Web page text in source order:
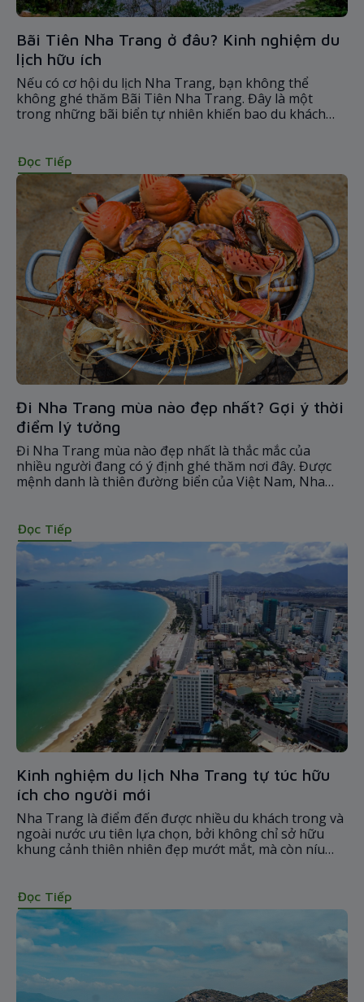
Bãi Tiên Nha Trang ở đâu? Kinh nghiệm du
lịch hữu ích
Nếu có cơ hội du lịch Nha Trang, bạn không thể
không ghé thăm Bãi Tiên Nha Trang. Đây là một
trong những bãi biển tự nhiên khiến bao du khách
Đọc Tiếp
Đi Nha Trang mùa nào đẹp nhất? Gợi ý thời
điểm lý tưởng
Đi Nha Trang mùa nào đẹp nhất là thắc mắc của
nhiều người đang có ý định ghé thăm nơi đây. Được
mệnh danh là thiên đường biển của Việt Nam, Nha
trắng trải dài vô cùng thơ mộng. Đừng bỏ qua những
thời điểm lý tưởng dưới đây để vi vu và chiêm ngưỡng
trọn vẹn bức tranh thiên nhiên tuyệt đẹp của Nha
Trang trong thời gian tới nhé!
Đọc Tiếp
Kinh nghiệm du lịch Nha Trang tự túc hữu
ích cho người mới
Nha Trang là điểm đến được nhiều du khách trong và
ngoài nước ưu tiên lựa chọn, bởi không chỉ sở hữu
khung cảnh thiên nhiên đẹp mướt mắt, mà còn níu
Đọc Tiếp